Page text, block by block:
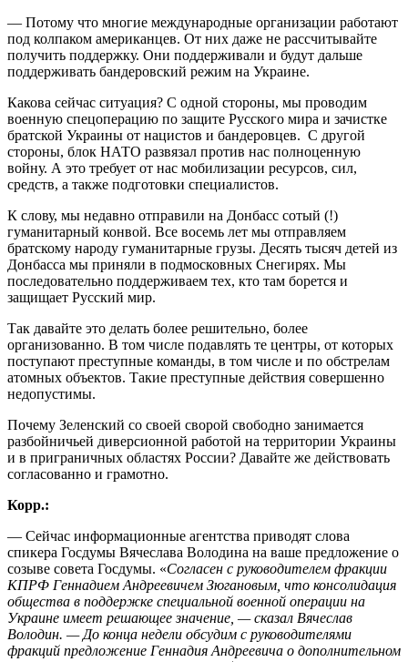
— Потому что многие международные организации работают
под колпаком американцев. От них даже не рассчитывайте
получить поддержку. Они поддерживали и будут дальше
поддерживать бандеровский режим на Украине.
Какова сейчас ситуация? С одной стороны, мы проводим
военную спецоперацию по защите Русского мира и зачистке
братской Украины от нацистов и бандеровцев. С другой
стороны, блок НАТО развязал против нас полноценную
войну. А это требует от нас мобилизации ресурсов, сил,
средств, а также подготовки специалистов.
К слову, мы недавно отправили на Донбасс сотый (!)
гуманитарный конвой. Все восемь лет мы отправляем
братскому народу гуманитарные грузы. Десять тысяч детей из
Донбасса мы приняли в подмосковных Снегирях. Мы
последовательно поддерживаем тех, кто там борется и
защищает Русский мир.
Так давайте это делать более решительно, более
организованно. В том числе подавлять те центры, от которых
поступают преступные команды, в том числе и по обстрелам
атомных объектов. Такие преступные действия совершенно
недопустимы.
Почему Зеленский со своей сворой свободно занимается
разбойничьей диверсионной работой на территории Украины
и в приграничных областях России? Давайте же действовать
согласованно и грамотно.
Корр.:
— Сейчас информационные агентства приводят слова
спикера Госдумы Вячеслава Володина на ваше предложение о
созыве совета Госдумы. «Согласен с руководителем фракции
КПРФ Геннадием Андреевичем Зюгановым, что консолидация
общества в поддержке специальной военной операции на
Украине имеет решающее значение, — сказал Вячеслав
Володин. — До конца недели обсудим с руководителями
фракций предложение Геннадия Андреевича о дополнительном